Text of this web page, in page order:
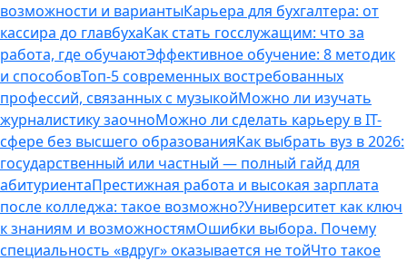
возможности и вариантыКарьера для бухгалтера: от
кассира до главбухаКак стать госслужащим: что за
работа, где обучаютЭффективное обучение: 8 методик
и способовТоп-5 современных востребованных
профессий, связанных с музыкойМожно ли изучать
журналистику заочноМожно ли сделать карьеру в IT-
сфере без высшего образованияКак выбрать вуз в 2026:
государственный или частный — полный гайд для
абитуриентаПрестижная работа и высокая зарплата
после колледжа: такое возможно?Университет как ключ
к знаниям и возможностямОшибки выбора. Почему
специальность «вдруг» оказывается не тойЧто такое